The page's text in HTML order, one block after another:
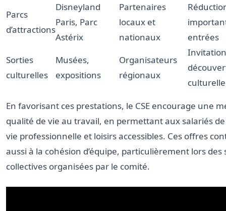
Parcs
d’attractions
Disneyland
Paris, Parc
Astérix
Partenaires
locaux et
nationaux
entrées
Sorties
culturelles
Musées,
expositions
Organisateurs
régionaux
culturelle
En favorisant ces prestations, le CSE encourage une
qualité de vie au travail, en permettant aux salariés
vie professionnelle et loisirs accessibles. Ces offres
aussi à la cohésion d’équipe, particulièrement lors des
collectives organisées par le comité.